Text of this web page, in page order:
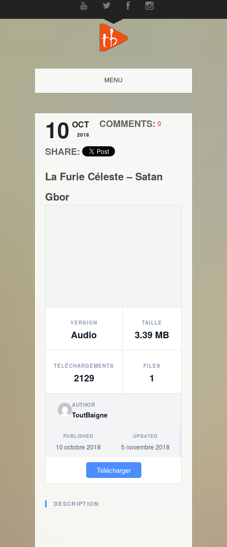
MENU
10 OCT
2018
COMMENTS: 0
SHARE:
La Furie Céleste – Satan
Gbor
VERSION
Audio
TAILLE
3.39 MB
TÉLÉCHARGEMENTS
2129
FILES
1
AUTHOR
ToutBaigne
PUBLISHED
10 octobre 2018
UPDATED
5 novembre 2018
Télécharger
DESCRIPTION